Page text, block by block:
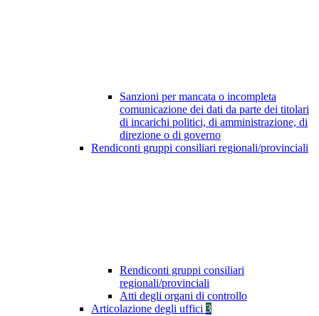
Sanzioni per mancata o incompleta
comunicazione dei dati da parte dei titolari
di incarichi politici, di amministrazione, di
direzione o di governo
Rendiconti gruppi consiliari regionali/provinciali
Rendiconti gruppi consiliari
regionali/provinciali
Atti degli organi di controllo
Articolazione degli uffici 3